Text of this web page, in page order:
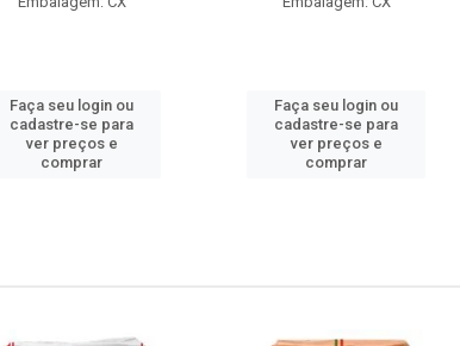
Faça seu login ou
cadastre-se para
ver preços e
comprar
Faça seu login ou
cadastre-se para
ver preços e
comprar